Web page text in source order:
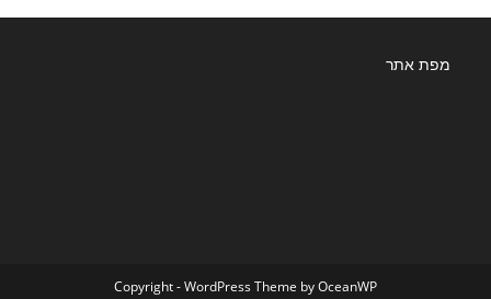
מפת אתר
Copyright - WordPress Theme by OceanWP